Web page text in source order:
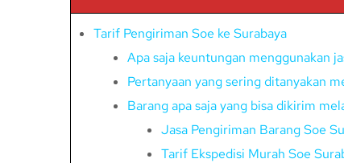
Tarif Pengiriman Soe ke Surabaya
Apa saja keuntungan menggunakan
Pertanyaan yang sering ditanyakan
Barang apa saja yang bisa dikirim
Jasa Pengiriman Barang Soe
Tarif Ekspedisi Murah Soe